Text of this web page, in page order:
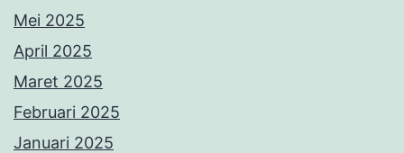
Mei 2025
April 2025
Maret 2025
Februari 2025
Januari 2025